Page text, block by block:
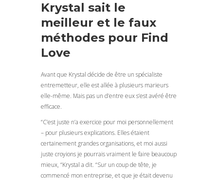
Krystal sait le
meilleur et le faux
méthodes pour Find
Love
Avant que Krystal décide de être un spécialiste
entremetteur, elle est allée à plusieurs marieurs
elle-même. Mais pas un d’entre eux s’est avéré être
efficace.
“C’est juste n’a exercice pour moi personnellement
– pour plusieurs explications. Elles étaient
certainement grandes organisations, et moi aussi
juste croyions je pourrais vraiment le faire beaucoup
mieux, “Krystal a dit. “Sur un coup de tête, je
commencé mon entreprise, et que je était devenu